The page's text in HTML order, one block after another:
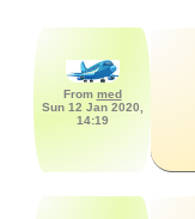
From med
Sun 12 Jan 2020,
14:19